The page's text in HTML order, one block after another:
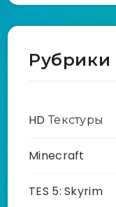
Рубрики
HD Текстуры
Minecraft
TES 5: Skyrim